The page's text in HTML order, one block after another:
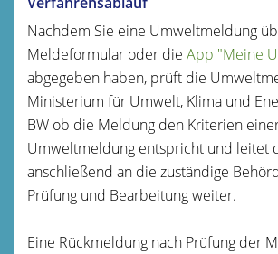
Nachdem Sie eine Umweltmeldung
Meldeformular oder die App "Meine
abgegeben haben, prüft die
Ministerium für Umwelt, Klima und
BW ob die Meldung den Kriterien
Umweltmeldung entspricht und leitet
anschließend an die zuständige
Prüfung und Bearbeitung weiter.
Eine Rückmeldung nach Prüfung der